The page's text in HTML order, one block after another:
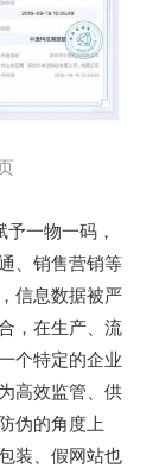
一物一码，
、销售营销等
信息数据被严
，在生产、流
个特定的企业
高效监管、供
伪的角度上
装、假网站也